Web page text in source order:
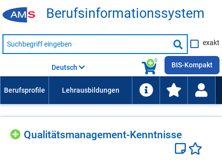
Be­rufs­in­for­ma­ti­ons­sys­tem
Suche
nach
Suche
starten
exakt
0
Deutsch BIS-Kompakt
Qua­li­täts­ma­nage­ment-Kennt­nis­se